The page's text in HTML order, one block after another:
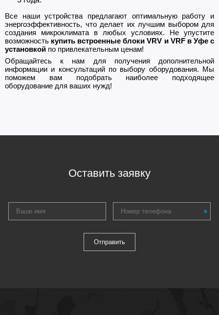
Все наши устройства предлагают оптимальную работу и
энергоэффективность, что делает их лучшим выбором для
создания микроклимата в любых условиях. Не упустите
возможность купить встроенные блоки VRV и VRF в Уфе с
установкой по привлекательным ценам!
Обращайтесь к нам для получения дополнительной
информации и консультаций по выбору оборудования. Мы
поможем вам подобрать наиболее подходящее
оборудование для ваших нужд!
Оставить заявку